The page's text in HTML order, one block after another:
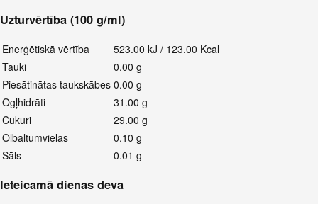
Uzturvērtība (100 g/ml)
Enerģētiskā vērtība
523.00 kJ / 123.00 Kcal
Tauki
0.00 g
Piesātinātas taukskābes 0.00 g
Ogļhidrāti
31.00 g
Cukuri
29.00 g
Olbaltumvielas
0.10 g
Sāls
0.01 g
Ieteicamā dienas deva